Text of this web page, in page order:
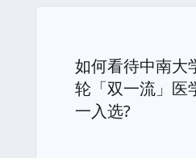
如何看待中南大
轮「双一流」医
一入选?